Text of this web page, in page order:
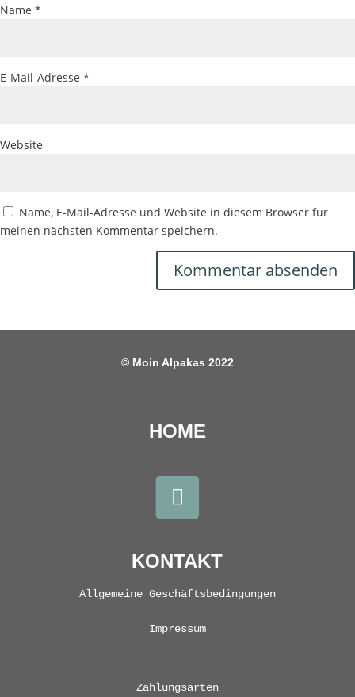
Name *
E-Mail-Adresse *
Website
Name, E-Mail-Adresse und Website in diesem Browser für
meinen nächsten Kommentar speichern.
© Moin Alpakas 2022
HOME
KONTAKT
Allgemeine Geschäftsbedingungen
Impressum
Zahlungsarten